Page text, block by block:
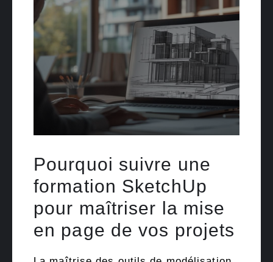
Pourquoi suivre une
formation SketchUp
pour maîtriser la mise
en page de vos projets